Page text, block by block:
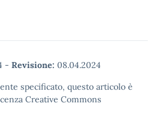
- Revisione: 08.04.2024
specificato, questo articolo è
Creative Commons